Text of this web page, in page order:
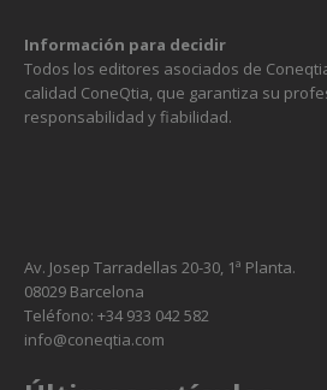
Información para decidir
Todos los editores asociados de
calidad ConeQtia, que garantiza su
responsabilidad y fiabilidad.
Av. Josep Tarradellas 20-30, 1ª Planta.
08029 Barcelona
Teléfono: +34 933 042 582
info@coneqtia.com